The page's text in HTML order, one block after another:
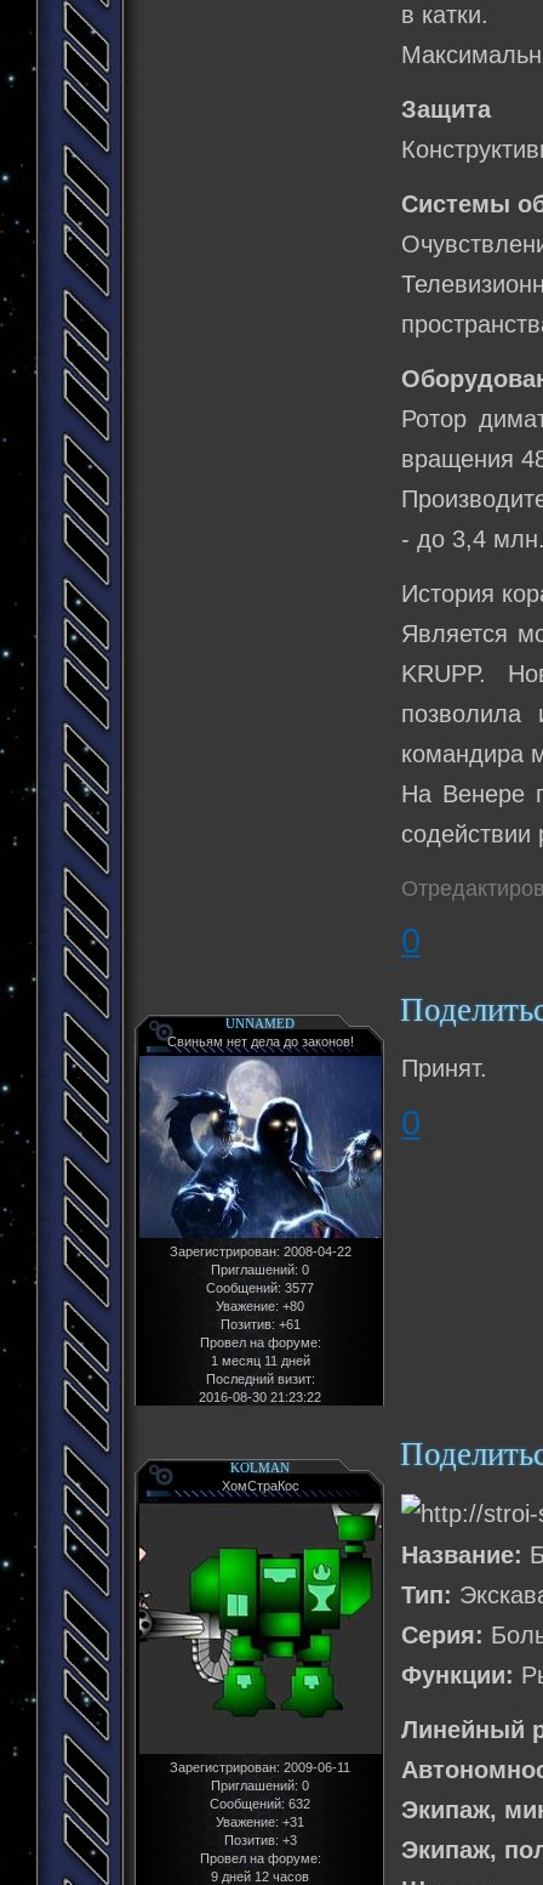
в катки.
Защита
Системы
Ротор
вращения
- до 3,4
История
Является
KRUPP.
позволила
командира
На Венере
содействии
0
UNNAMED
Свиньям нет дела до законов!
Зарегистрирован: 2008-04-22
Приглашений: 0
Сообщений: 3577
Уважение: +80
Позитив: +61
Провел на форуме:
1 месяц 11 дней
Последний визит:
2016-08-30 21:23:22
Принят.
0
KOLMAN
ХомСтраКос
Зарегистрирован: 2009-06-11
Приглашений: 0
Сообщений: 632
Уважение: +31
Позитив: +3
Провел на форуме:
9 дней 12 часов
Название:
Тип:
Серия:
Функции:
Линейный
Экипаж,
Экипаж,